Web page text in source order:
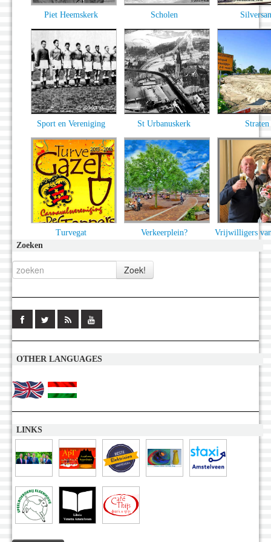
Piet Heemskerk Scholen
Sport en Vereniging St Urbanuskerk Straten
Turvegat Verkeerplein?
Vrijwilligers
Zoeken
OTHER LANGUAGES
LINKS